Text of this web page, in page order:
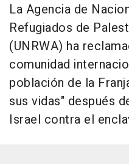
La Agencia de
Refugiados de
(UNRWA) ha
comunidad
población de la
sus vidas" después
Israel contra el